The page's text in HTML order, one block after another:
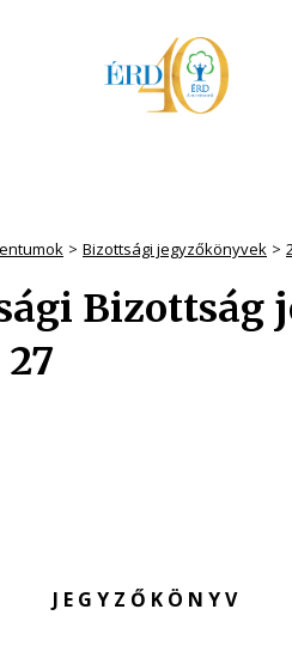
Bizottsági jegyzőkönyvek
Bizottság
J E G Y Z Ő K Ö N Y V